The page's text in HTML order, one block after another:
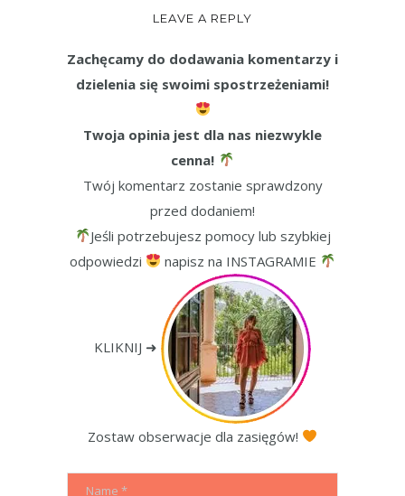
LEAVE A REPLY
Zachęcamy do dodawania komentarzy i
dzielenia się swoimi spostrzeżeniami!
Twoja opinia jest dla nas niezwykle
cenna!
Twój komentarz zostanie sprawdzony
przed dodaniem!
Jeśli potrzebujesz pomocy lub szybkiej
odpowiedzi
napisz na INSTAGRAMIE
KLIKNIJ ➜
Zostaw obserwacje dla zasięgów!